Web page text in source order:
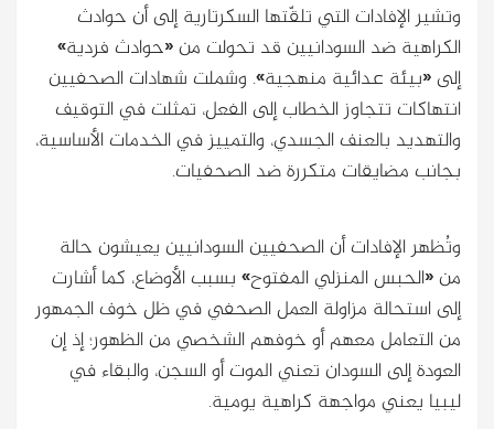
وتشير الإفادات التي تلقّتها السكرتارية إلى أن حوادث
الكراهية ضد السودانيين قد تحولت من «حوادث فردية»
إلى «بيئة عدائية منهجية». وشملت شهادات الصحفيين
انتهاكات تتجاوز الخطاب إلى الفعل، تمثلت في التوقيف
والتهديد بالعنف الجسدي، والتمييز في الخدمات الأساسية،
بجانب مضايقات متكررة ضد الصحفيات.
وتُظهر الإفادات أن الصحفيين السودانيين يعيشون حالة
من «الحبس المنزلي المفتوح» بسبب الأوضاع، كما أشارت
إلى استحالة مزاولة العمل الصحفي في ظل خوف الجمهور
من التعامل معهم أو خوفهم الشخصي من الظهور؛ إذ إن
العودة إلى السودان تعني الموت أو السجن، والبقاء في
ليبيا يعني مواجهة كراهية يومية.